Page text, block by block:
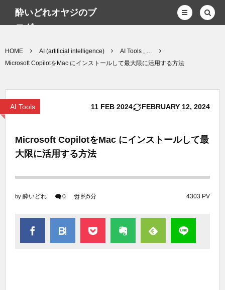
酔いどれオヤジのブ
ログwp
HOME AI (artificial intelligence)
AI Tools , …
Microsoft CopilotをMac にインストールして最大限に活用する方法
AI Tools 11 FEB 2024 FEBRUARY 12, 2024
Microsoft CopilotをMac にインストールして最
大限に活用する方法
by 酔いどれ 0 4303 PV
約5分